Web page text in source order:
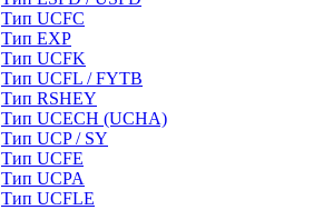
Тип UCFC
Тип EXP
Тип UCFK
Тип UCFL / FYTB
Тип RSHEY
Тип UCECH (UCHA)
Тип UCP / SY
Тип UCFE
Тип UCPA
Тип UCFLE